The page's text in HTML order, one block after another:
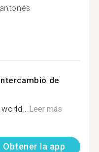
de
Leer más
Obtener la app